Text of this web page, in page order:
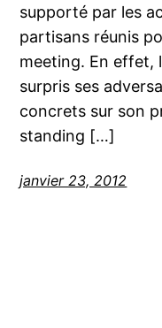
supporté par les
partisans réunis
meeting. En effet,
surpris ses
concrets sur son
standing […]
janvier 23, 2012